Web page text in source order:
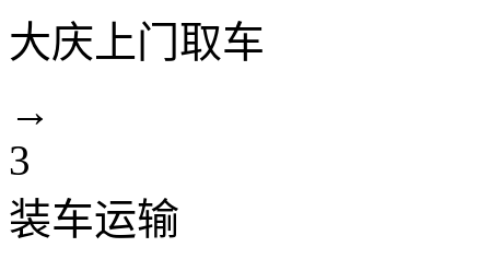
大庆上门取车
→
3
装车运输